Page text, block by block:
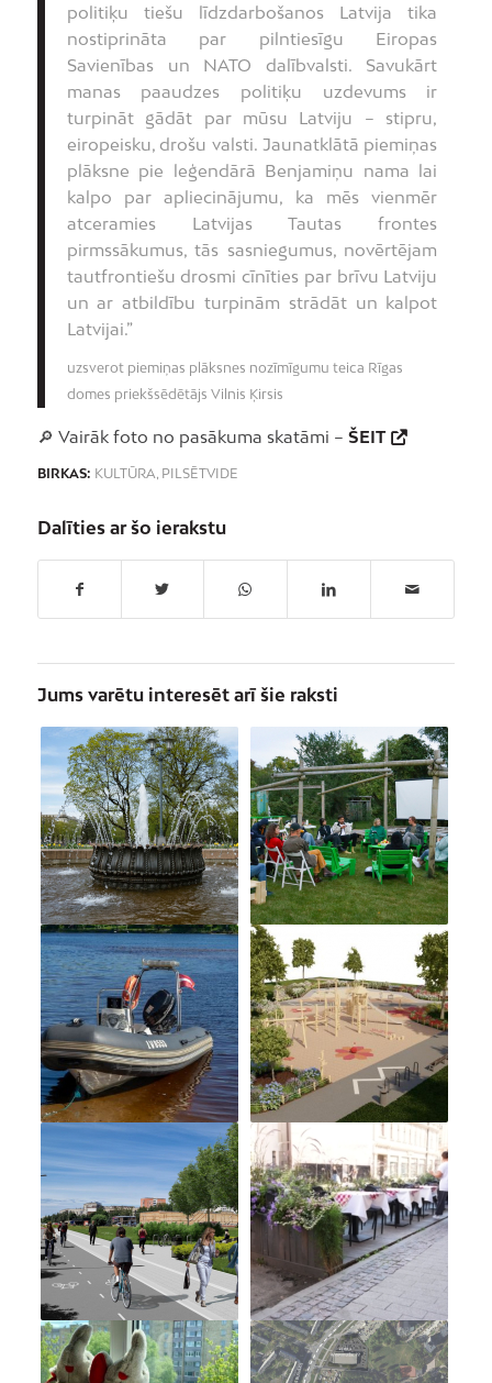
politiķu tiešu līdzdarbošanos Latvija tika
nostiprināta par pilntiesīgu Eiropas
Savienības un NATO dalībvalsti. Savukārt
manas paaudzes politiķu uzdevums ir
turpināt gādāt par mūsu Latviju – stipru,
eiropeisku, drošu valsti. Jaunatklātā piemiņas
plāksne pie leģendārā Benjamiņu nama lai
kalpo par apliecinājumu, ka mēs vienmēr
atceramies Latvijas Tautas frontes
pirmssākumus, tās sasniegumus, novērtējam
tautfrontiešu drosmi cīnīties par brīvu Latviju
un ar atbildību turpinām strādāt un kalpot
Latvijai.”
uzsverot piemiņas plāksnes nozīmīgumu teica Rīgas
domes priekšsēdētājs Vilnis Ķirsis
🔎 Vairāk foto no pasākuma skatāmi – ŠEIT
BIRKAS: KULTŪRA, PILSĒTVIDE
Dalīties ar šo ierakstu
Jums varētu interesēt arī šie raksti